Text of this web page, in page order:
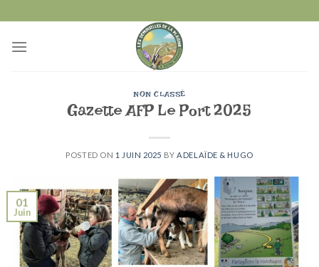
to
content
NON CLASSÉ
Gazette AFP Le Port 2025
POSTED ON 1 JUIN 2025 BY ADELAÏDE & HUGO
01
Juin